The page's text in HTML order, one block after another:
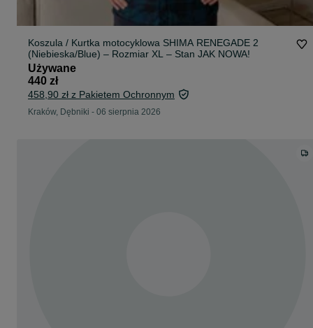
Koszula / Kurtka motocyklowa SHIMA RENEGADE 2
(Niebieska/Blue) – Rozmiar XL – Stan JAK NOWA!
Używane
440 zł
458,90 zł z Pakietem Ochronnym
Kraków, Dębniki - 06 sierpnia 2026